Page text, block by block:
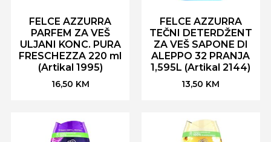
FELCE AZZURRA
PARFEM ZA VEŠ
ULJANI KONC. PURA
FRESCHEZZA 220 ml
(Artikal 1995)
16,50 KM
FELCE AZZURRA
TEČNI DETERDŽENT
ZA VEŠ SAPONE DI
ALEPPO 32 PRANJA
1,595L (Artikal 2144)
13,50 KM